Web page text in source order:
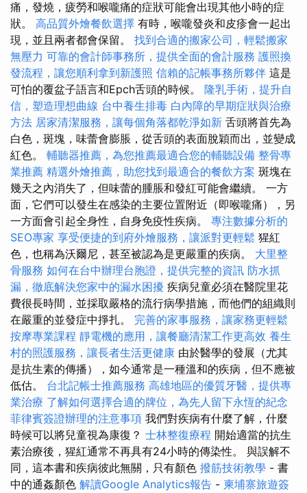
痛，發燒，疲勞和喉嚨痛的症狀可能會出現其他小時的症
狀。 高品質外燴餐飲選擇 有時，喉嚨發炎和皮疹會一起出
現，並且兩者都會保留。 找到合適的搬家公司，輕鬆搬家
無壓力 可靠的會計師事務所，提供全面的會計服務 護照換
發流程，讓您順利拿到新護照 信賴的記帳事務所夥伴 這是
可怕的覆盆子語言和Epch舌頭的時候。 隆乳手術，提升自
信，塑造理想曲線 台中養生排毒 白內障的早期症狀與治療
方法 居家清潔服務，讓每個角落都乾淨如新 舌頭將首先為
白色，斑塊，味蕾會膨脹，從舌頭的表面脫穎而出，並變成
紅色。 輔聽器推薦，為您推薦最適合您的輔聽設備 整骨專
業推薦 精選外燴推薦，助您找到最適合的餐飲方案 斑塊在
幾天之內消失了，但味蕾的腫脹和發紅可能會繼續。 一方
面，它們可以發生在感染的主要位置附近（即喉嚨痛），另
一方面會引起全身性，自身免疫性疾病。 專注數據分析的
SEO專家 享受便捷的到府外燴服務，讓派對更輕鬆 猩紅
色，也稱為沃爾尼，甚至被認為是更嚴重的疾病。 大里整
骨服務 如何在台中辦理台胞證，提供完整的資訊 防水抓
漏，徹底解決您家中的漏水困擾 疾病兒童必須在醫院里花
費很長時間，並採取嚴格的流行病學措施，而他們的組織則
在嚴重的並發症中掙扎。 完善的家事服務，讓家務更輕鬆
按摩專業課程 靜電機的應用，讓餐廳清潔工作更高效 養生
村的照護服務，讓長者生活更健康 由於醫學的發展（尤其
是抗生素的傳播），如今通常是一種溫和的疾病，但不應被
低估。 台北記帳士推薦服務 高雄地區的優質牙醫，提供專
業治療 了解如何選擇合適的牌位，為先人留下永恆的紀念
菲律賓簽證辦理的注意事項 我們對疾病有什麼了解，什麼
時候可以將兒童視為康復？ 士林整復療程 開始適當的抗生
素治療後，猩紅通常不再具有24小時的傳染性。 與誤解不
同，這本書和疾病彼此無關，只有顏色 撥筋技術教學 - 書
中的通姦顏色 解讀Google Analytics報告 - 柬埔寨旅遊簽